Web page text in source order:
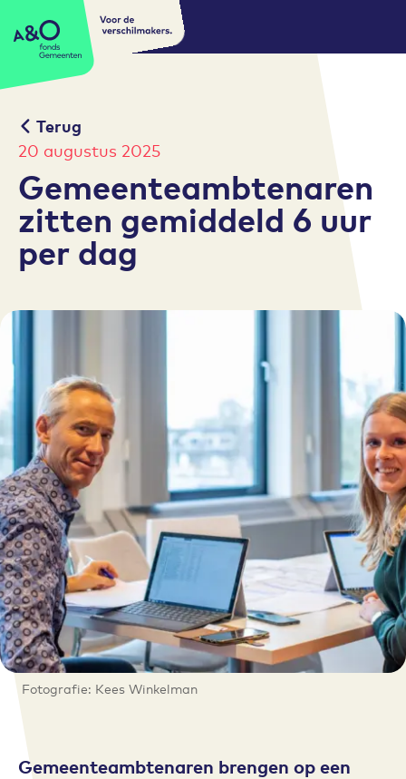
A&O fonds Gemeenten
Voor de
verschilmakers.
Terug
20 augustus 2025
Gemeenteambtenaren
zitten gemiddeld 6 uur
per dag
Fotografie: Kees Winkelman
Gemeenteambtenaren brengen op een